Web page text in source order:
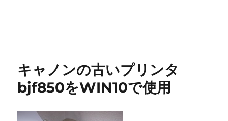
キャノンの古いプリンタ
bjf850をWIN10で使用